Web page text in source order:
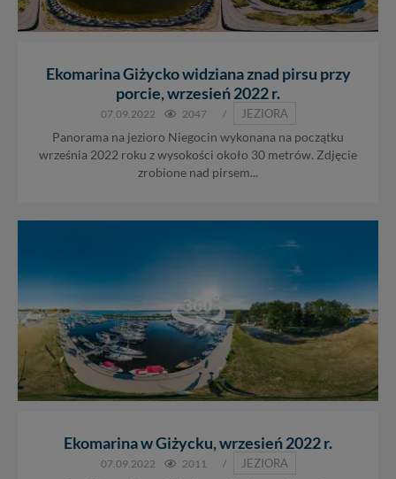
Ekomarina Giżycko widziana znad pirsu przy
porcie, wrzesień 2022 r.
07.09.2022 2047 /
JEZIORA
Panorama na jezioro Niegocin wykonana na początku
września 2022 roku z wysokości około 30 metrów. Zdjęcie
zrobione nad pirsem...
Ekomarina w Giżycku, wrzesień 2022 r.
07.09.2022 2011 /
JEZIORA